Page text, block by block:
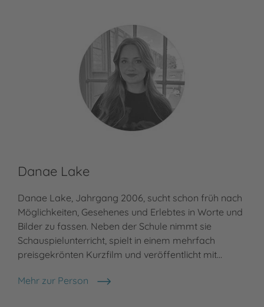
Danae Lake
Danae Lake, Jahrgang 2006, sucht schon früh nach
Möglichkeiten, Gesehenes und Erlebtes in Worte und
Bilder zu fassen. Neben der Schule nimmt sie
Schauspielunterricht, spielt in einem mehrfach
preisgekrönten Kurzfilm und veröffentlicht mit…
Mehr zur Person
Danae Lake